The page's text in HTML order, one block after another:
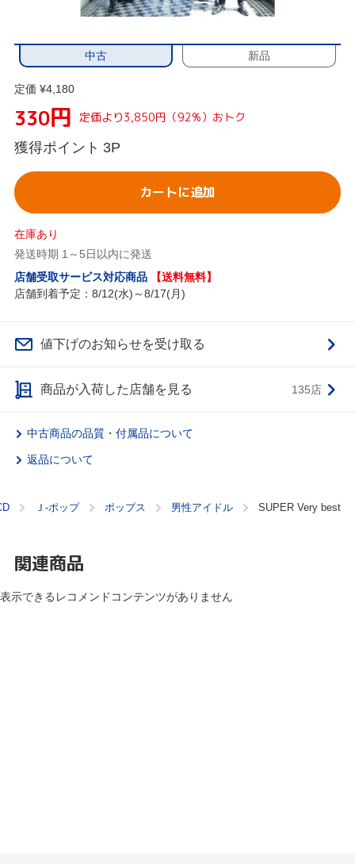
中古 新品
定価 ¥4,180
330円 定価より3,850円（92%）おトク
獲得ポイント 3P
カートに追加
在庫あり
発送時期 1～5日以内に発送
店舗受取サービス対応商品
【送料無料】
店舗到着予定：8/12(水)～8/17(月)
値下げのお知らせを受け取る
商品が入荷した店舗を見る 135店
中古商品の品質・付属品について
返品について
Ｊ‐ポップ ポップス 男性アイドル SUPER Very best
関連商品
表示できるレコメンドコンテンツがありません